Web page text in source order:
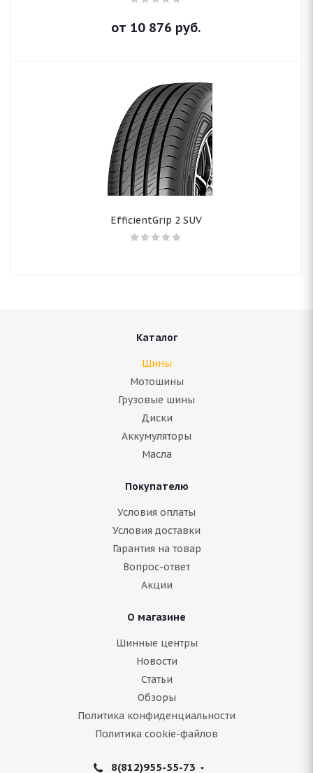
от 10 876 руб.
EfficientGrip 2 SUV
Каталог
Шины
Мотошины
Грузовые шины
Диски
Аккумуляторы
Масла
Покупателю
Условия оплаты
Условия доставки
Гарантия на товар
Вопрос-ответ
Акции
О магазине
Шинные центры
Новости
Статьи
Обзоры
Политика конфиденциальности
Политика cookie-файлов
8(812)955-55-73